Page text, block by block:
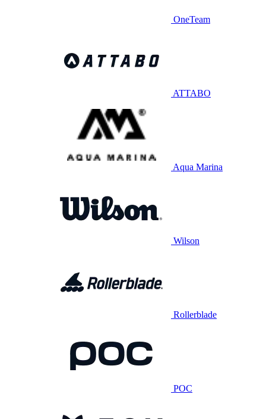
OneTeam
ATTABO
Aqua Marina
Wilson
Rollerblade
POC